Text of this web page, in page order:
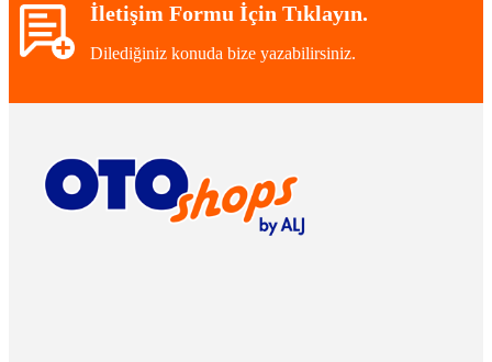
İletişim Formu İçin Tıklayın.
Dilediğiniz konuda bize yazabilirsiniz.